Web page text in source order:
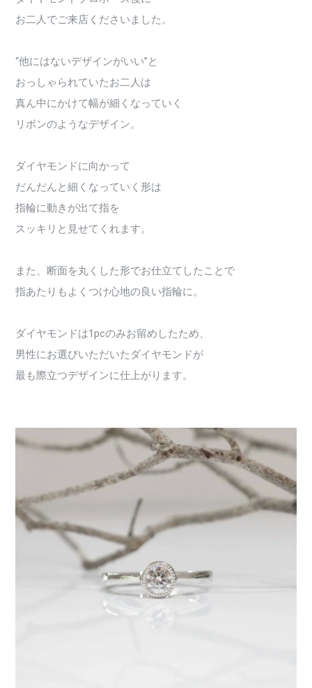
お二人でご来店くださいました。
“他にはないデザインがいい”と
おっしゃられていたお二人は
真ん中にかけて幅が細くなっていく
リボンのようなデザイン。
ダイヤモンドに向かって
だんだんと細くなっていく形は
指輪に動きが出て指を
スッキリと見せてくれます。
また、断面を丸くした形でお仕立てしたことで
指あたりもよくつけ心地の良い指輪に。
ダイヤモンドは1pcのみお留めしたため、
男性にお選びいただいたダイヤモンドが
最も際立つデザインに仕上がります。